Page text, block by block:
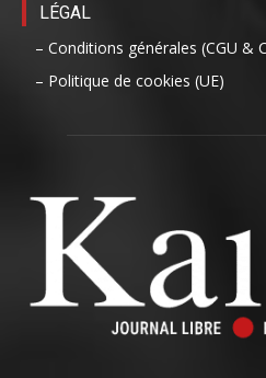
LÉGAL
– Conditions générales (CGU &
– Politique de cookies (UE)